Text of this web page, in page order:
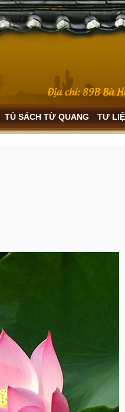
TỦ SÁCH TỪ QUANG TƯ